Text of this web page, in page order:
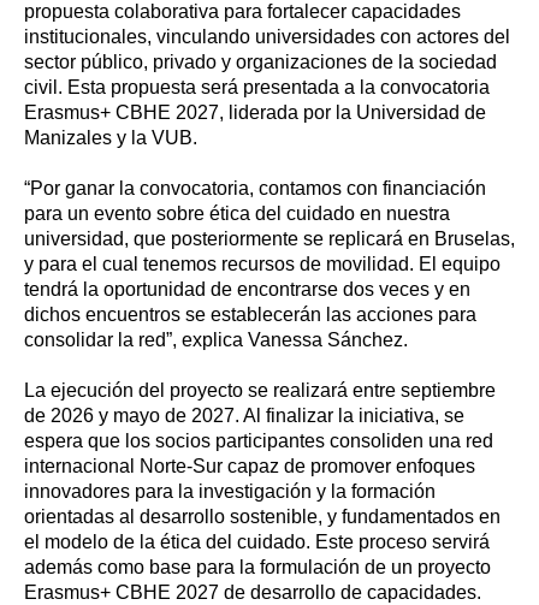
propuesta colaborativa para fortalecer capacidades
institucionales, vinculando universidades con actores del
sector público, privado y organizaciones de la sociedad
civil. Esta propuesta será presentada a la convocatoria
Erasmus+ CBHE 2027, liderada por la Universidad de
Manizales y la VUB.
“Por ganar la convocatoria, contamos con financiación
para un evento sobre ética del cuidado en nuestra
universidad, que posteriormente se replicará en Bruselas,
y para el cual tenemos recursos de movilidad. El equipo
tendrá la oportunidad de encontrarse dos veces y en
dichos encuentros se establecerán las acciones para
consolidar la red”, explica Vanessa Sánchez.
La ejecución del proyecto se realizará entre septiembre
de 2026 y mayo de 2027. Al finalizar la iniciativa, se
espera que los socios participantes consoliden una red
internacional Norte-Sur capaz de promover enfoques
innovadores para la investigación y la formación
orientadas al desarrollo sostenible, y fundamentados en
el modelo de la ética del cuidado. Este proceso servirá
además como base para la formulación de un proyecto
Erasmus+ CBHE 2027 de desarrollo de capacidades.